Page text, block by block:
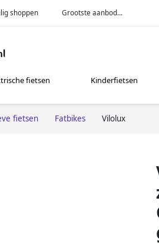
shoppen Grootste aanbod...
fietsen Kinderfietsen
fietsen Fatbikes Vilolux